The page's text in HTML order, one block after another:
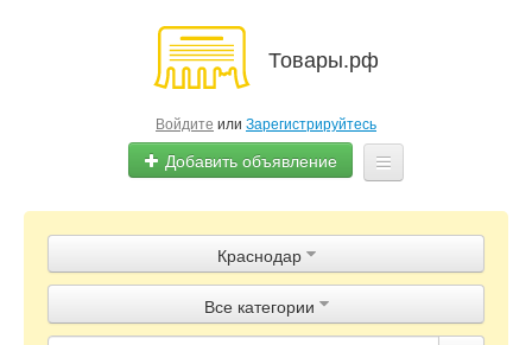
Товары.рф
Войдите или Зарегистрируйтесь
Добавить объявление
Объявления
Магазины
Краснодар
Все категории